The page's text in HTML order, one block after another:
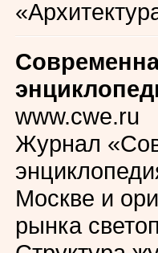
www.cwe.ru
Журнал
Москве и
рынка